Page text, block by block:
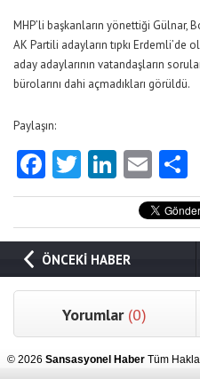
MHP’li başkanların yönettiği Gülnar,
AK Partili adayların tıpkı
aday adaylarının vatandaşların
bürolarını dahi açmadıkları görüldü.
Paylaşın:
Facebook
Twitter
ÖNCEKİ HABER
Yorumlar (0)
© 2026 Sansasyonel Haber Tüm